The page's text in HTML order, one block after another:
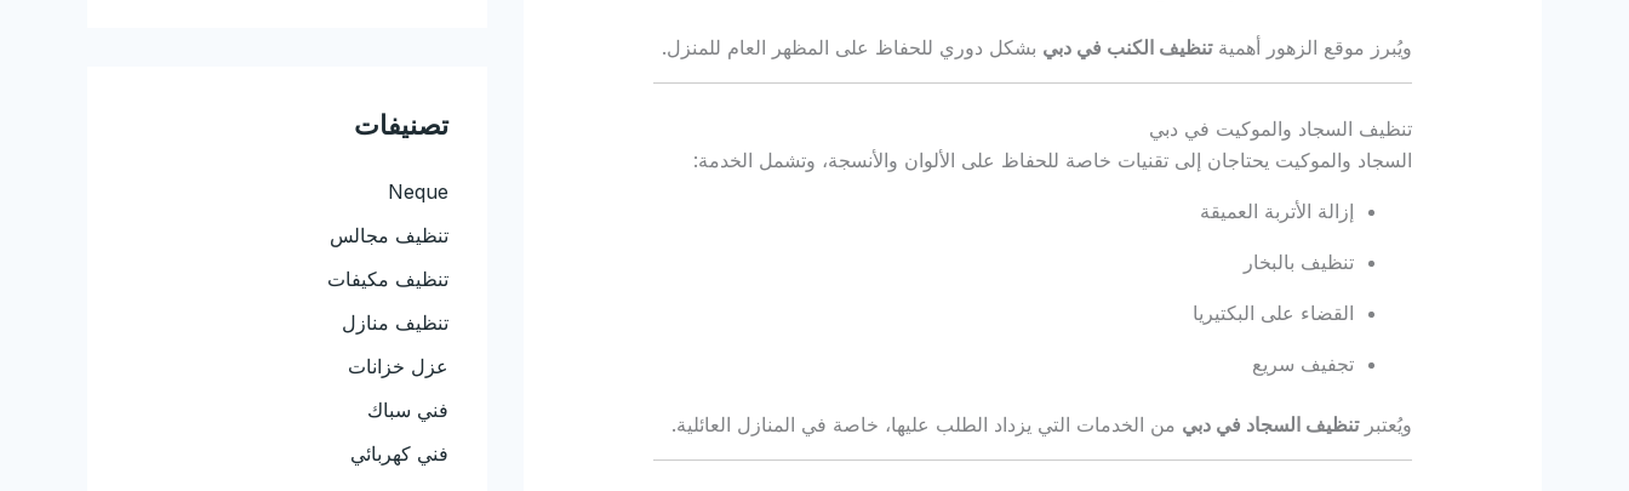
ويُبرز موقع الزهور أهميةتنظيف الكنب في دبي بشكل دوري للحفاظ على المظهر العام للمنزل.
تنظيف السجاد والموكيت في دبي
السجاد والموكيت يحتاجان إلى تقنيات خاصة للحفاظ على الألوان والأنسجة، وتشمل الخدمة:
إزالة الأتربة العميقة
تنظيف بالبخار
القضاء على البكتيريا
تجفيف سريع
ويُعتبرتنظيف السجاد في دبي من الخدمات التي يزداد الطلب عليها، خاصة في المنازل العائلية.
تصنيفات
Neque
تنظيف مجالس
تنظيف مكيفات
تنظيف منازل
عزل خزانات
فني سباك
فني كهربائي